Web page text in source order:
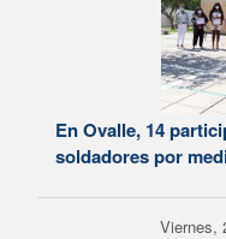
En Ovalle, 14
soldadores por
Viernes,